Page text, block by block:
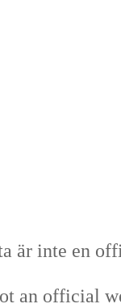
är inte en
an official